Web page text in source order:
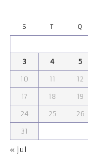
S T Q
3
4 5
10
11 12
17
18 19
24
25 26
31
« jul